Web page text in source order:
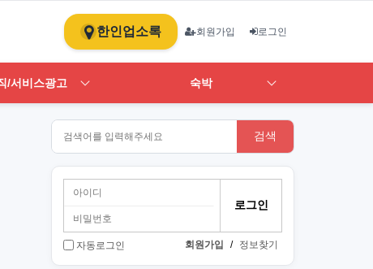
한인업소록 회원가입 로그인
/서비스광고 숙박
검색
자동로그인 회원가입 / 정보찾기